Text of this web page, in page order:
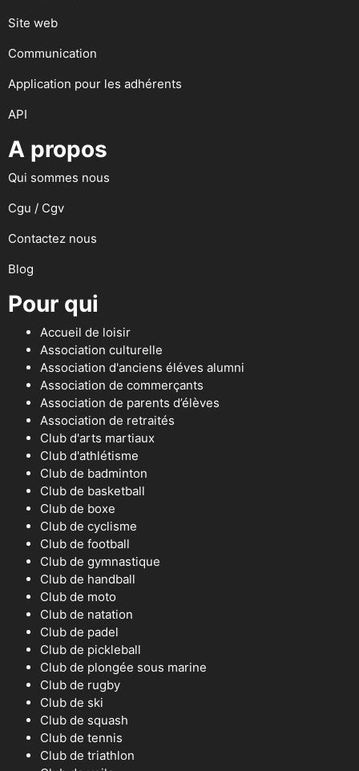
Site web
Communication
Application pour les adhérents
API
A propos
Qui sommes nous
Cgu / Cgv
Contactez nous
Blog
Pour qui
Accueil de loisir
Association culturelle
Association d'anciens éléves alumni
Association de commerçants
Association de parents d’élèves
Association de retraités
Club d'arts martiaux
Club d'athlétisme
Club de badminton
Club de basketball
Club de boxe
Club de cyclisme
Club de football
Club de gymnastique
Club de handball
Club de moto
Club de natation
Club de padel
Club de pickleball
Club de plongée sous marine
Club de rugby
Club de ski
Club de squash
Club de tennis
Club de triathlon